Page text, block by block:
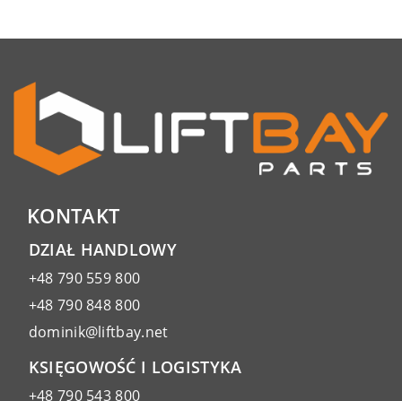
KONTAKT
DZIAŁ HANDLOWY
+48 790 559 800
+48 790 848 800
dominik@liftbay.net
KSIĘGOWOŚĆ I LOGISTYKA
+48 790 543 800